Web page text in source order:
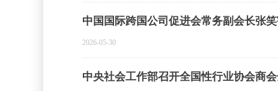
中国国际跨国公司促进会常务副会长张
2026-05-30
中央社会工作部召开全国性行业协会商